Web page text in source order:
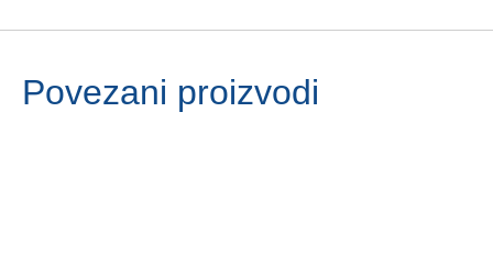
Povezani proizvodi